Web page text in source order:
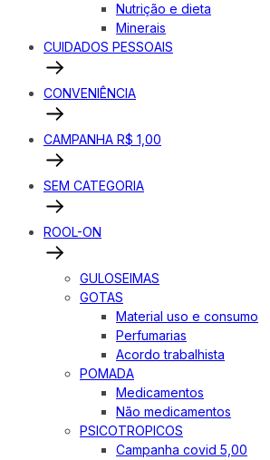
Nutrição e dieta
Minerais
CUIDADOS PESSOAIS
CONVENIÊNCIA
CAMPANHA R$ 1,00
SEM CATEGORIA
ROOL-ON
GULOSEIMAS
GOTAS
Material uso e consumo
Perfumarias
Acordo trabalhista
POMADA
Medicamentos
Não medicamentos
PSICOTROPICOS
Campanha covid 5,00